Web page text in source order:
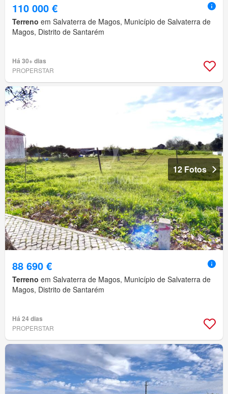
110 000 €
Terreno em Salvaterra de Magos, Município de Salvaterra de
Magos, Distrito de Santarém
Há 30+ dias
PROPERSTAR
12 Fotos
88 690 €
Terreno em Salvaterra de Magos, Município de Salvaterra de
Magos, Distrito de Santarém
Há 24 dias
PROPERSTAR